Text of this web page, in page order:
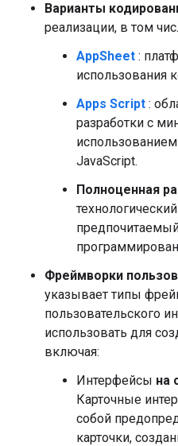
Варианты
реализации, в том
AppSheet :
использования
Apps Script :
разработки с
JavaScript.
Полноценная
Фреймворки
указывает типы
пользовательского
использовать для
включая:
Интерфейсы на
Карточные
собой
карточки,